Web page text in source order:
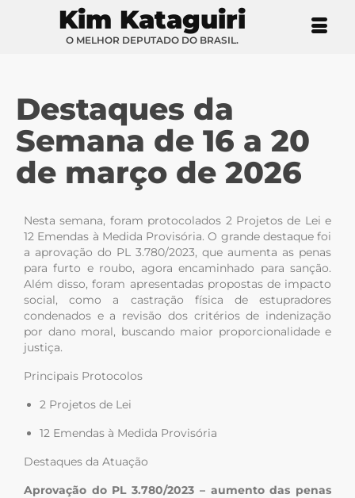
Kim Kataguiri
O MELHOR DEPUTADO DO BRASIL.
Destaques da
Semana de 16 a 20
de março de 2026
Nesta semana, foram protocolados 2 Projetos de Lei e
12 Emendas à Medida Provisória. O grande destaque foi
a aprovação do PL 3.780/2023, que aumenta as penas
para furto e roubo, agora encaminhado para sanção.
Além disso, foram apresentadas propostas de impacto
social, como a castração física de estupradores
condenados e a revisão dos critérios de indenização
por dano moral, buscando maior proporcionalidade e
justiça.
Principais Protocolos
2 Projetos de Lei
12 Emendas à Medida Provisória
Destaques da Atuação
Aprovação do PL 3.780/2023 – aumento das penas